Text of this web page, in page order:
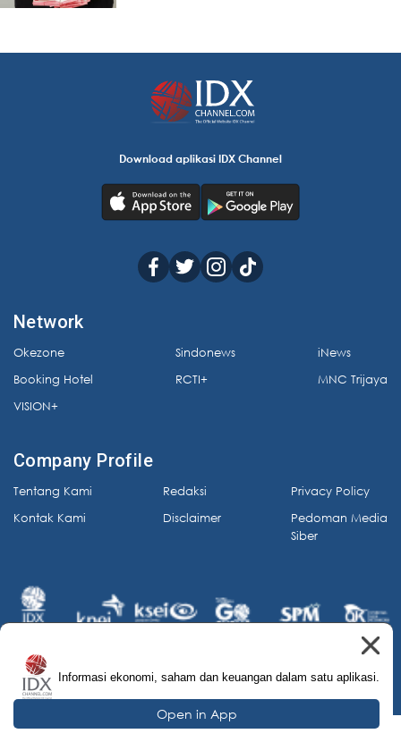
Download aplikasi IDX Channel
Network
Okezone
Booking Hotel
VISION+
Sindonews
RCTI+
iNews
MNC Trijaya
Company Profile
Tentang Kami
Kontak Kami
Redaksi
Disclaimer
Privacy Policy
Pedoman Media
Siber
© 2026 IDX Channel. All Rights Reserved.
Informasi ekonomi, saham dan keuangan dalam satu aplikasi.
Open in App